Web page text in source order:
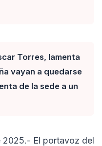
Torres, lamenta
vayan a quedarse
de la sede a un
2025.- El portavoz del